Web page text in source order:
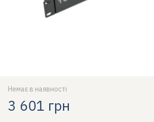
Немає в наявності
3 601 грн